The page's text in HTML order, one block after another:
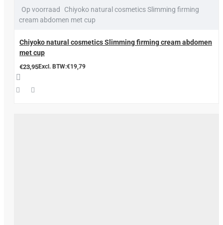
Op voorraad
Chiyoko natural cosmetics Slimming firming
cream abdomen met cup
Chiyoko natural cosmetics Slimming firming cream abdomen
met cup
€23,95Excl. BTW:€19,79